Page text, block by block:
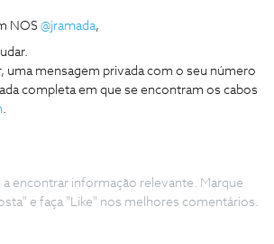
NOS @jramada,
uma mensagem privada com o seu número
completa em que se encontram os cabos
.
a encontrar informação relevante. Marque
e faça "Like" nos melhores comentários.